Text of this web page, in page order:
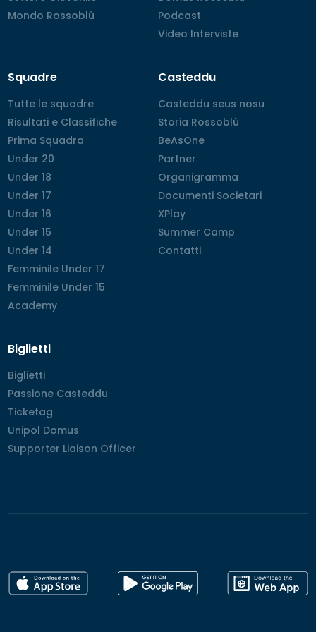
Mondo Rossoblù
Mondo Rossoblù
Podcast
Podcast
Video Interviste
Video Interviste
Squadre
Tutte le squadre
Tutte le squadre
Risultati e Classifiche
Risultati e Classifiche
Prima Squadra
Prima Squadra
Under 20
Under 20
Under 18
Under 18
Under 17
Under 17
Under 16
Under 16
Under 15
Under 15
Under 14
Under 14
Femminile Under 17
Femminile Under 17
Femminile Under 15
Femminile Under 15
Academy
Academy
Casteddu
Casteddu seus nosu
Casteddu seus nosu
Storia Rossoblù
Storia Rossoblù
BeAsOne
BeAsOne
Partner
Partner
Organigramma
Organigramma
Documenti Societari
Documenti Societari
XPlay
XPlay
Summer Camp
Summer Camp
Contatti
Contatti
Biglietti
Biglietti
Biglietti
Passione Casteddu
Passione Casteddu
Ticketag
Ticketag
Unipol Domus
Unipol Domus
Supporter Liaison Officer
Supporter Liaison Officer